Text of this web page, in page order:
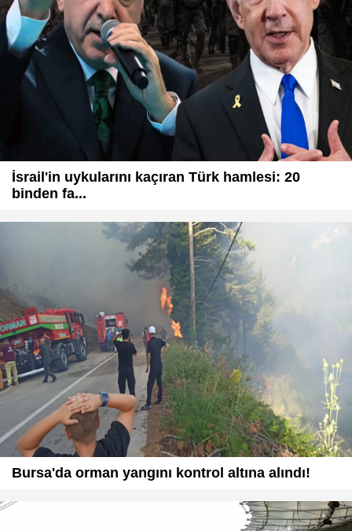
İsrail'in uykularını kaçıran Türk hamlesi: 20
binden fa...
Bursa'da orman yangını kontrol altına alındı!